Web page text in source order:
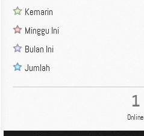
Kemarin
Minggu Ini
Bulan Ini
Jumlah
1
Online